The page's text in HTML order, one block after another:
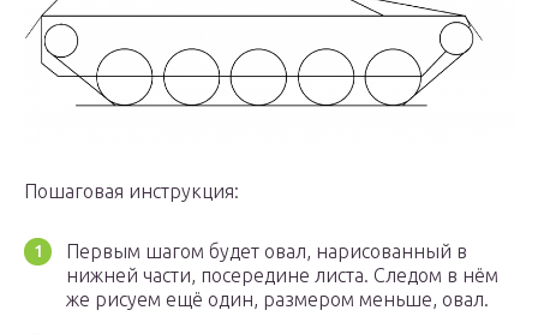
Пошаговая инструкция:
Первым шагом будет овал, нарисованный в
нижней части, посередине листа. Следом в нём
же рисуем ещё один, размером меньше, овал.